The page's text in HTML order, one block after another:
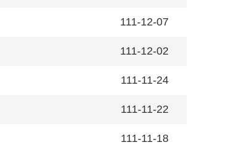
111-12-07
111-12-02
111-11-24
111-11-22
111-11-18